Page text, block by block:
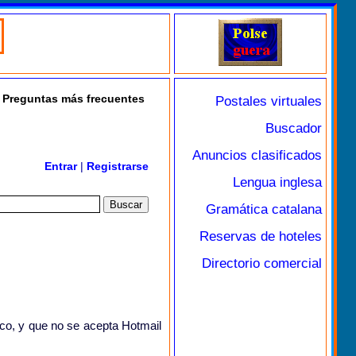
Preguntas más frecuentes
Entrar| Registrarse
y que no se acepta Hotmail
Postales virtuales
Buscador
Anuncios clasificados
Lengua inglesa
Gramática catalana
Reservas de hoteles
Directorio comercial